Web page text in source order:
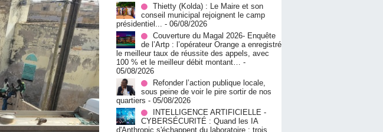
‎Thietty (Kolda) : Le Maire et son
conseil municipal rejoignent le camp
présidentiel... - 06/08/2026
Couverture du Magal 2026- Enquête
de l’Artp : l’opérateur Orange a enregistré
le meilleur taux de réussite des appels, avec
100 % et le meilleur débit montant… -
05/08/2026
Refonder l’action publique locale,
sous peine de voir le pire sortir de nos
quartiers - 05/08/2026
INTELLIGENCE ARTIFICIELLE -
CYBERSÉCURITÉ : Quand les IA
d'Anthropic s'échappent du laboratoire : trois